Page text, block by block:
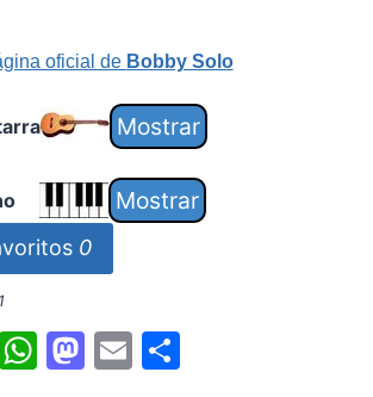
oficial de Bobby Solo
0
W M E S